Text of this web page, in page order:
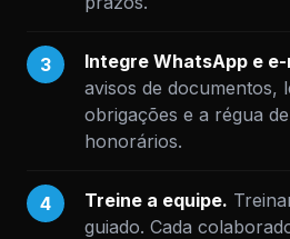
3 Integre WhatsApp e e-
avisos de documentos,
obrigações e a régua
honorários.
4 Treine a equipe.
guiado. Cada